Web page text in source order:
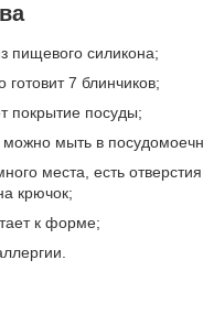
пищевого силикона;
7 блинчиков;
покрытие посуды;
можно мыть в
места, есть
крючок;
к форме;